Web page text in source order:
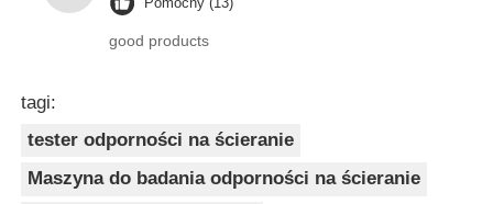
good products
tagi:
tester odporności na ścieranie
Maszyna do badania odporności na ścieranie